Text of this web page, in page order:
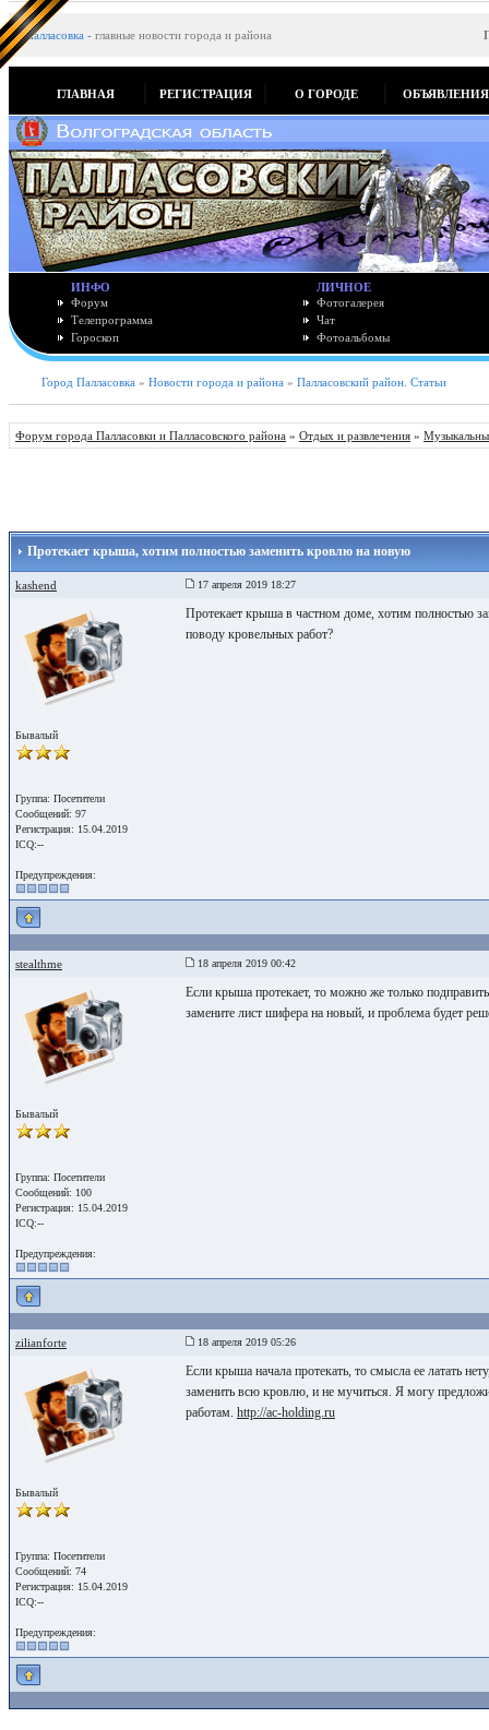
Палласовка - главные новости города и района
ГЛАВНАЯ РЕГИСТРАЦИЯ О ГОРОДЕ ОБЪЯВЛЕНИЯ
ИНФО
Форум
Телепрограмма
Гороскоп
ЛИЧНОЕ
Фотогалерея
Чат
Фотоальбомы
Город Палласовка » Новости города и района » Палласовский район. Статьи
Форум города Палласовки и Палласовского района » Отдых и развлечения »
Протекает крыша, хотим полностью заменить кровлю на новую
kashend 17 апреля 2019 18:27
Бывалый
Группа: Посетители
Сообщений: 97
Регистрация: 15.04.2019
ICQ:--
Предупреждения:
Протекает крыша в частном доме, хотим полностью
поводу кровельных работ?
stealthme 18 апреля 2019 00:42
Бывалый
Группа: Посетители
Сообщений: 100
Регистрация: 15.04.2019
ICQ:--
Предупреждения:
Если крыша протекает, то можно же только подправить
замените лист шифера на новый, и проблема будет
zilianforte 18 апреля 2019 05:26
Бывалый
Группа: Посетители
Сообщений: 74
Регистрация: 15.04.2019
ICQ:--
Предупреждения:
Если крыша начала протекать, то смысла ее латать
заменить всю кровлю, и не мучиться. Я могу
работам. http://ac-holding.ru